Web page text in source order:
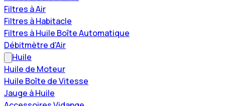
Filtres à Air
Filtres à Habitacle
Filtres à Huile Boîte Automatique
Débitmètre d'Air
Huile
Huile de Moteur
Huile Boîte de Vitesse
Jauge à Huile